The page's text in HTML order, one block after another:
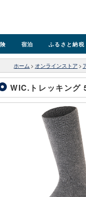
宿泊 ふるさと納税
ホーム > オンラインストア >
WIC.トレッキン